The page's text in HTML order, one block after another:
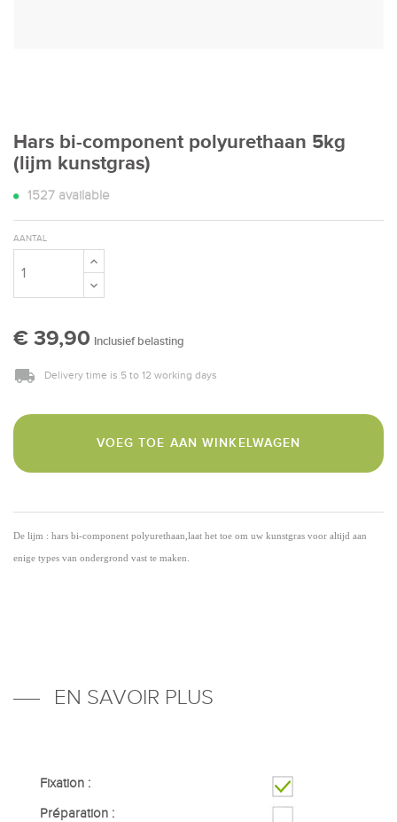
Hars bi-component polyurethaan 5kg
(lijm kunstgras)
1527 available
€ 39,90 Inclusief belasting
Delivery time is 5 to 12 working days
AANTAL
VOEG TOE AAN WINKELWAGEN
De lijm : hars bi-component polyurethaan,laat het toe om uw kunstgras voor altijd aan
enige types van ondergrond vast te maken.
EN SAVOIR PLUS
Fixation :
Préparation :